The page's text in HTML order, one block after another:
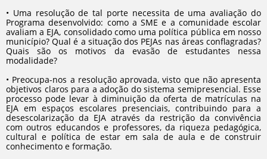
• Uma resolução de tal porte necessita de uma avaliação do
Programa desenvolvido: como a SME e a comunidade escolar
avaliam a EJA, consolidado como uma política pública em nosso
município? Qual é a situação dos PEJAs nas áreas conflagradas?
Quais são os motivos da evasão de estudantes nessa
modalidade?
• Preocupa-nos a resolução aprovada, visto que não apresenta
objetivos claros para a adoção do sistema semipresencial. Esse
processo pode levar à diminuição da oferta de matrículas na
EJA em espaços escolares presenciais, contribuindo para a
desescolarização da EJA através da restrição da convivência
com outros educandos e professores, da riqueza pedagógica,
cultural e política de estar em sala de aula e de construir
conhecimento e formação.